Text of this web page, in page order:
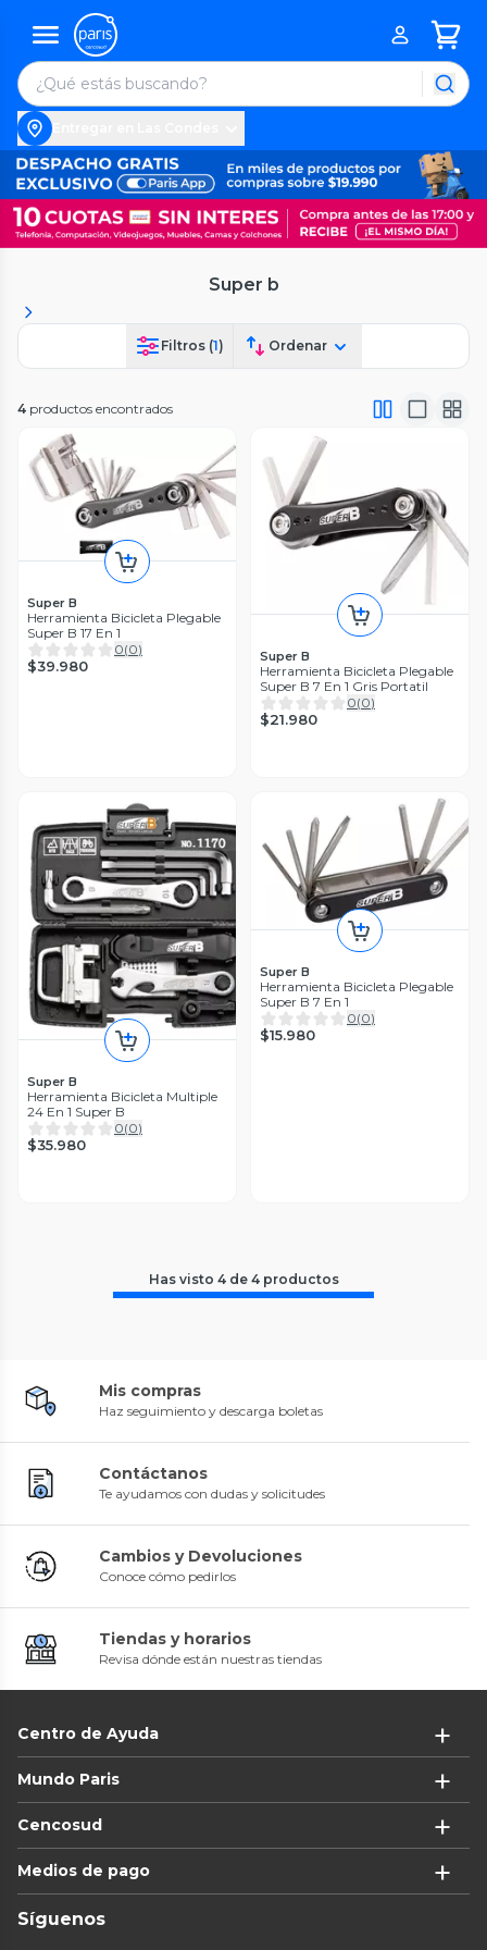
Super b
Filtros (1) Ordenar
4 productos encontrados
Super B
Herramienta Bicicleta Plegable
Super B 17 En 1
0(0)
$39.980
Super B
Herramienta Bicicleta Plegable
Super B 7 En 1 Gris Portatil
0(0)
$21.980
Super B
Herramienta Bicicleta Multiple
24 En 1 Super B
0(0)
$35.980
Super B
Herramienta Bicicleta Plegable
Super B 7 En 1
0(0)
$15.980
Has visto 4de 4 productos
Mis compras
Haz seguimiento y descarga boletas
Contáctanos
Te ayudamos con dudas y solicitudes
Cambios y Devoluciones
Conoce cómo pedirlos
Tiendas y horarios
Revisa dónde están nuestras tiendas
Centro de Ayuda
Mundo Paris
Cencosud
Medios de pago
Síguenos